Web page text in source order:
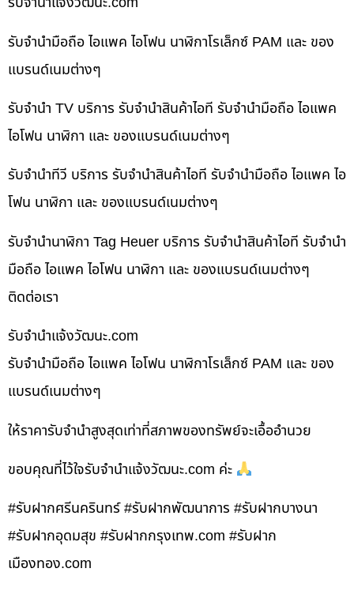
รับจำนำมือถือ ไอแพค ไอโฟน นาฬิกาโรเล็กซ์ PAM และ ของ
แบรนด์เนมต่างๆ
รับจำนำ TV บริการ รับจำนำสินค้าไอที รับจำนำมือถือ ไอแพค
ไอโฟน นาฬิกา และ ของแบรนด์เนมต่างๆ
รับจำนำทีวี บริการ รับจำนำสินค้าไอที รับจำนำมือถือ ไอแพค ไอ
โฟน นาฬิกา และ ของแบรนด์เนมต่างๆ
รับจำนำนาฬิกา Tag Heuer บริการ รับจำนำสินค้าไอที รับจำนำ
มือถือ ไอแพค ไอโฟน นาฬิกา และ ของแบรนด์เนมต่างๆ
ติดต่อเรา
รับจํานําแจ้งวัฒนะ.com
รับจำนำมือถือ ไอแพค ไอโฟน นาฬิกาโรเล็กซ์ PAM และ ของ
แบรนด์เนมต่างๆ
ให้ราคารับจำนำสูงสุดเท่าที่สภาพของทรัพย์จะเอื้ออำนวย
ขอบคุณที่ไว้ใจรับจำนำแจ้งวัฒนะ.com ค่ะ
#รับฝากศรีนครินทร์ #รับฝากพัฒนาการ #รับฝากบางนา
#รับฝากอุดมสุข #รับฝากกรุงเทพ.com #รับฝาก
เมืองทอง.com